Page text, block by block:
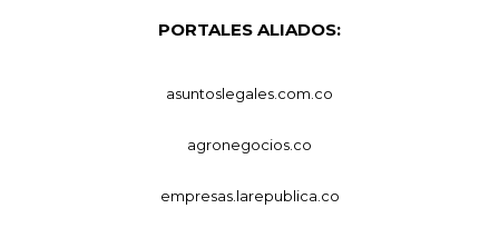
PORTALES ALIADOS:
asuntoslegales.com.co
agronegocios.co
empresas.larepublica.co